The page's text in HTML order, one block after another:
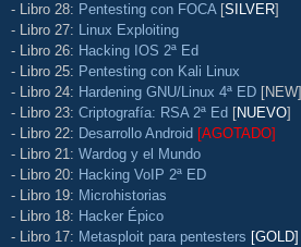
- Libro 28: Pentesting con FOCA[SILVER]
- Libro 27: Linux Exploiting
- Libro 26: Hacking IOS 2ª Ed
- Libro 25: Pentesting con Kali Linux
- Libro 24: Hardening GNU/Linux 4ª ED [NEW]
- Libro 23: Criptografía: RSA 2ª Ed [NUEVO]
- Libro 22: Desarrollo Android [AGOTADO]
- Libro 21: Wardog y el Mundo
- Libro 20: Hacking VoIP 2ª ED
- Libro 19: Microhistorias
- Libro 18: Hacker Épico
- Libro 17: Metasploit para pentesters [GOLD]